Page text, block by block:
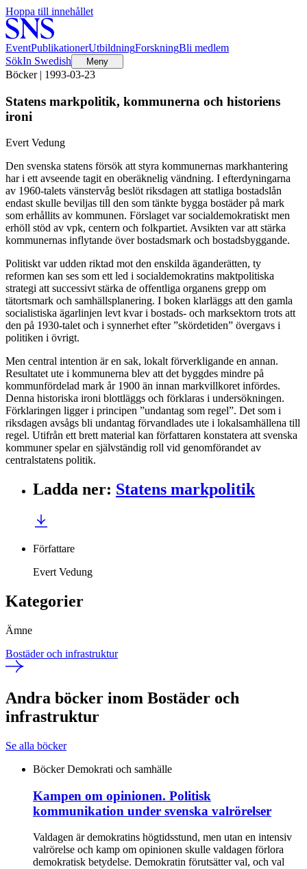
Hoppa till innehållet
EventPublikationerUtbildningForskningBli medlem
SökIn Swedish Meny
Böcker | 1993-03-23
Statens markpolitik, kommunerna och historiens
ironi
Evert Vedung
Den svenska statens försök att styra kommunernas markhantering
har i ett avseende tagit en oberäknelig vändning. I efterdyningarna
av 1960-talets vänstervåg beslöt riksdagen att statliga bostadslån
endast skulle beviljas till den som tänkte bygga bostäder på mark
som erhållits av kommunen. Förslaget var socialdemokratiskt men
erhöll stöd av vpk, centern och folkpartiet. Avsikten var att stärka
kommunernas inflytande över bostadsmark och bostadsbyggande.
Politiskt var udden riktad mot den enskilda äganderätten, ty
reformen kan ses som ett led i socialdemokratins maktpolitiska
strategi att successivt stärka de offentliga organens grepp om
tätortsmark och samhällsplanering. I boken klarläggs att den gamla
socialistiska ägarlinjen levt kvar i bostads- och marksektorn trots att
den på 1930-talet och i synnerhet efter ”skördetiden” övergavs i
politiken i övrigt.
Men central intention är en sak, lokalt förverkligande en annan.
Resultatet ute i kommunerna blev att det byggdes mindre på
kommunfördelad mark år 1900 än innan markvillkoret infördes.
Denna historiska ironi blottläggs och förklaras i undersökningen.
Förklaringen ligger i principen ”undantag som regel”. Det som i
riksdagen avsågs bli undantag förvandlades ute i lokalsamhällena till
regel. Utifrån ett brett material kan författaren konstatera att svenska
kommuner spelar en självständig roll vid genomförandet av
centralstatens politik.
Ladda ner: Statens markpolitik
Författare
Evert Vedung
Kategorier
Ämne
Bostäder och infrastruktur
Andra böcker inom Bostäder och
infrastruktur
Se alla böcker
Böcker Demokrati och samhälle
Kampen om opinionen. Politisk
kommunikation under svenska valrörelser
Valdagen är demokratins högtidsstund, men utan en intensiv
valrörelse och kamp om opinionen skulle valdagen förlora
demokratisk betydelse. Demokratin förutsätter val, och val